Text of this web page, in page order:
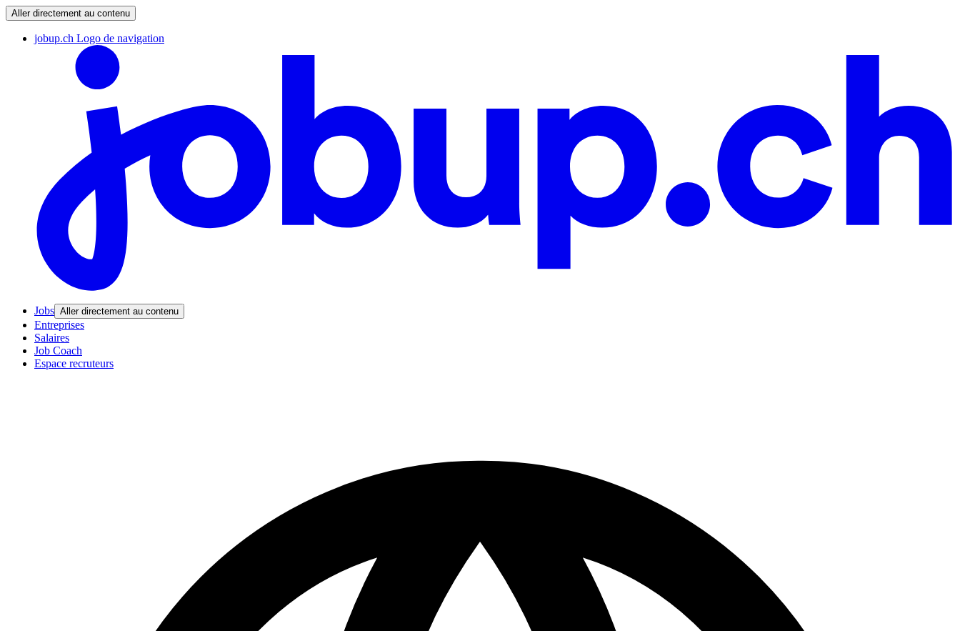
Aller directement au contenu
jobup.ch Logo de navigation
Jobs Aller directement au contenu
Entreprises
Salaires
Job Coach
Espace recruteurs